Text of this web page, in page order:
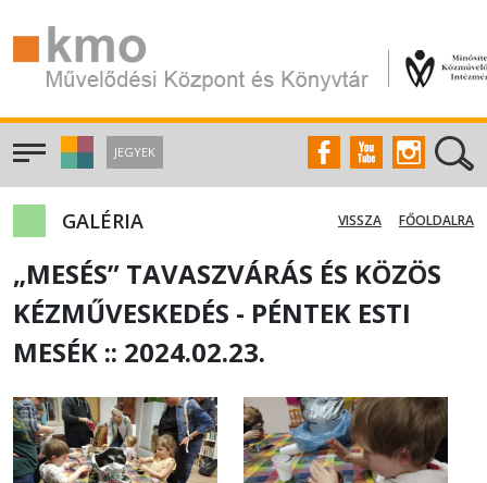
JEGYEK
GALÉRIA FŐOLDALRA
VISSZA
„MESÉS” TAVASZVÁRÁS ÉS KÖZÖS
KÉZMŰVESKEDÉS - PÉNTEK ESTI
MESÉK :: 2024.02.23.